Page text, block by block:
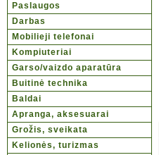
Paslaugos
Darbas
Mobilieji telefonai
Kompiuteriai
Garso/vaizdo aparatūra
Buitinė technika
Baldai
Apranga, aksesuarai
Grožis, sveikata
Kelionės, turizmas